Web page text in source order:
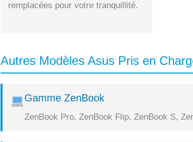
remplacées pour votre tranquillité.
Autres Modèles Asus Pris en
Gamme ZenBook
ZenBook Pro, ZenBook Flip, ZenBook S,